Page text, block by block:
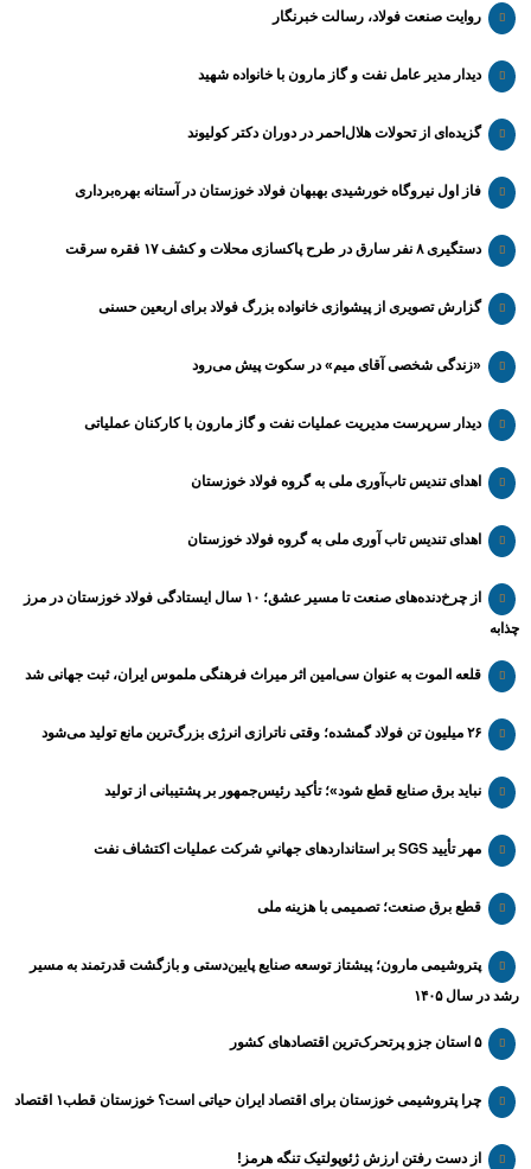
روایت صنعت فولاد،‌ رسالت خبرنگار
دیدار مدیر عامل نفت و گاز مارون با خانواده شهید
گزیده‌ای از تحولات هلال‌احمر در دوران دکتر کولیوند
فاز اول نیروگاه خورشیدی بهبهان فولاد خوزستان در آستانه بهره‌برداری
دستگیری ۸ نفر سارق در طرح پاکسازی محلات و کشف ۱۷ فقره سرقت
گزارش تصویری از پیشوازی خانواده بزرگ فولاد برای اربعین حسنی
«زندگی شخصی آقای میم» در سکوت پیش می‌رود
دیدار سرپرست مدیریت عملیات نفت و گاز مارون با کارکنان عملیاتی
اهدای تندیس تاب‌آوری ملی به گروه فولاد خوزستان
اهدای تندیس تاب آوری ملی به گروه فولاد خوزستان
از چرخ‌دنده‌های صنعت تا مسیر عشق؛ ۱۰ سال ایستادگی فولاد خوزستان در مرز
چذابه
قلعه الموت به عنوان سی‌امین اثر میراث‌ فرهنگی ملموس ایران، ثبت جهانی شد
۲۶ میلیون تن فولاد گمشده؛ وقتی ناترازی انرژی بزرگ‌ترین مانع تولید می‌شود
نباید برق صنایع قطع شود»؛ تأکید رئیس‌جمهور بر پشتیبانی از تولید
مهر تأیید SGS بر استانداردهای جهانیِ شرکت عملیات اکتشاف نفت
قطع برق صنعت؛ تصمیمی با هزینه ملی
پتروشیمی مارون؛ پیشتاز توسعه صنایع پایین‌دستی و بازگشت قدرتمند به مسیر
رشد در سال ۱۴۰۵
۵ استان جزو پرتحرک‌ترین اقتصاد‌های کشور
چرا پتروشیمی خوزستان برای اقتصاد ایران حیاتی است؟ خوزستان قطب۱ اقتصاد
از دست رفتن ارزش ژئوپولتیک تنگه هرمز!